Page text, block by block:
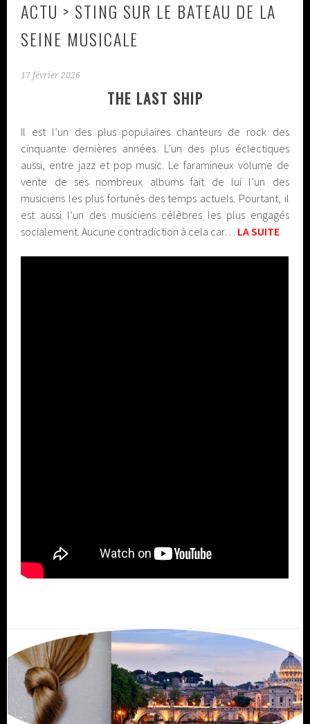
ACTU > STING SUR LE BATEAU DE LA
SEINE MUSICALE
17 février 2026
THE LAST SHIP
Il est l’un des plus populaires chanteurs de rock des
cinquante dernières années. L’un des plus éclectiques
aussi, entre jazz et pop music. Le faramineux volume de
vente de ses nombreux albums fait de lui l’un des
musiciens les plus fortunés des temps actuels. Pourtant, il
est aussi l’un des musiciens célèbres les plus engagés
socialement. Aucune contradiction à cela car… LA SUITE